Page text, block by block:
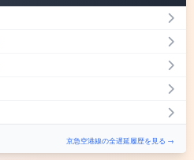
京急空港線の全遅延履歴を見る →